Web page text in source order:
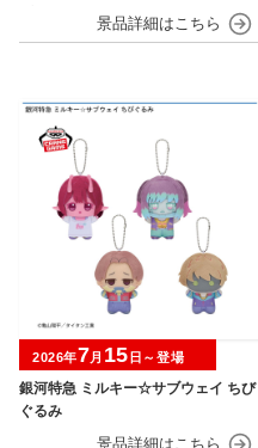
銀河特急 ミルキー☆サブウェイ ちび
ぐるみ
2026年7月 15 日～登場